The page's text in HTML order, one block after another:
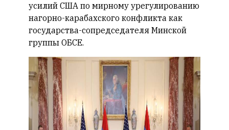
усилий США по мирному урегулированию
нагорно-карабахского конфликта как
государства-сопредседателя Минской
группы ОБСЕ.